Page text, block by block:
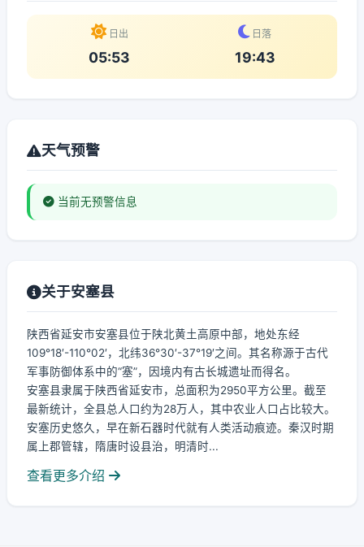
日出
05:53
日落
19:43
天气预警
当前无预警信息
关于安塞县
陕西省延安市安塞县位于陕北黄土高原中部，地处东经
109°18′-110°02′，北纬36°30′-37°19′之间。其名称源于古代
军事防御体系中的“塞”，因境内有古长城遗址而得名。
安塞县隶属于陕西省延安市，总面积为2950平方公里。截至
最新统计，全县总人口约为28万人，其中农业人口占比较大。
安塞历史悠久，早在新石器时代就有人类活动痕迹。秦汉时期
属上郡管辖，隋唐时设县治，明清时...
查看更多介绍